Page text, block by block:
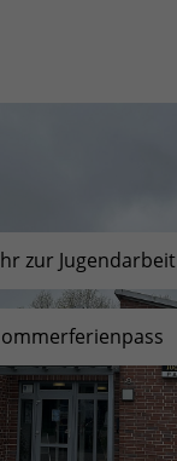
zur Jugendarbeit